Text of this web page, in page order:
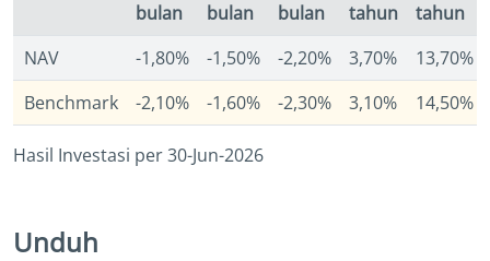
bulan
bulan
bulan
tahun
tahun
NAV
-1,80% -1,50% -2,20% 3,70%
13,70%
Benchmark
-2,10% -1,60% -2,30% 3,10% 14,50%
Hasil Investasi per 30-Jun-2026
Unduh